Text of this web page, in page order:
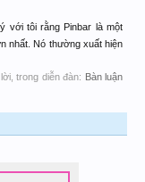
với tôi rằng Pinbar là một
nhất. Nó thường xuất hiện
lời, trong diễn đàn: Bàn luận